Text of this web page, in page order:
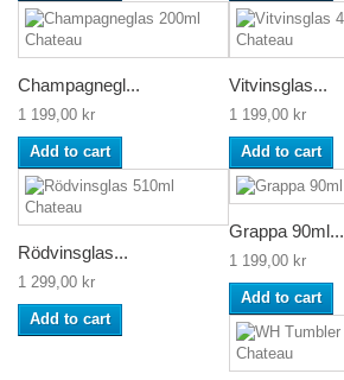
Champagnegl...
1 199,00 kr
Add to cart
Vitvinsglas...
1 199,00 kr
Add to cart
Rödvinsglas...
1 299,00 kr
Add to cart
Grappa 90ml...
1 199,00 kr
Add to cart